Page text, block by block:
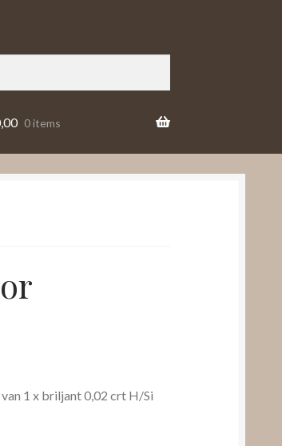
0 items
1 x briljant 0,02 crt H/Si